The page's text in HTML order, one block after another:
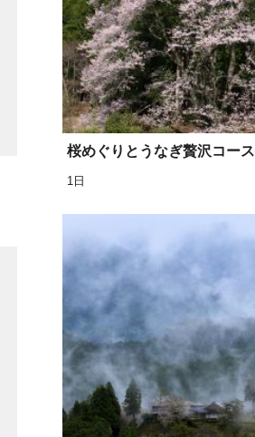
桜めぐりとうなぎ贅沢コース
1日